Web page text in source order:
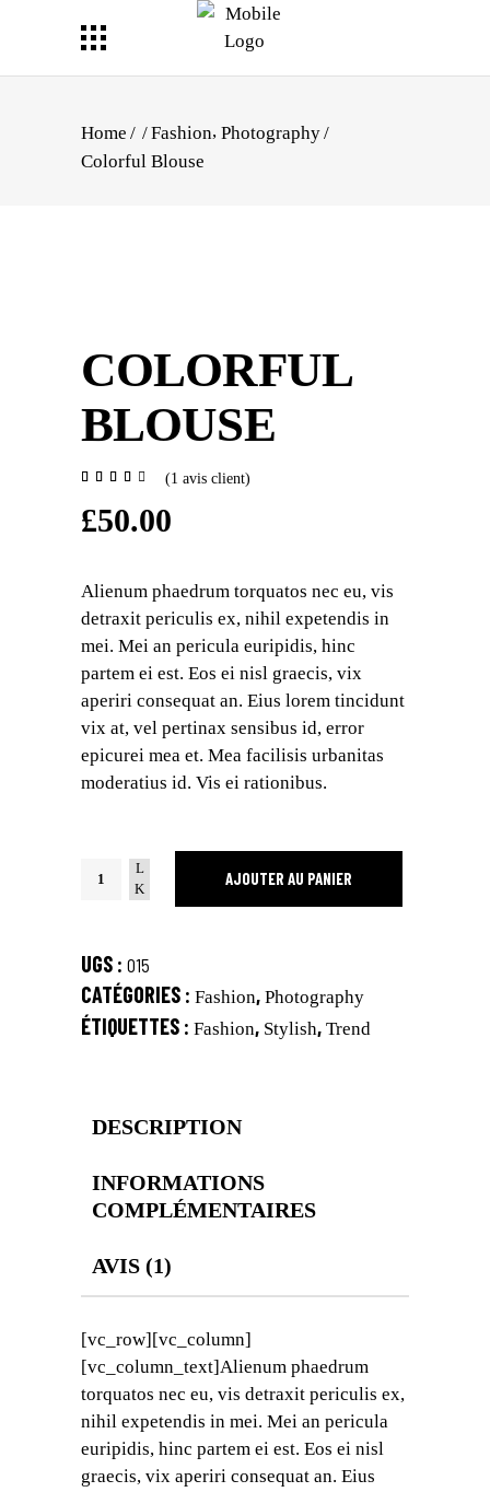
Home / /Fashion, Photography/
Colorful Blouse
COLORFUL
BLOUSE
Noté
5
basé
(1 avis client)
£50.00
Alienum phaedrum torquatos nec eu, vis
detraxit periculis ex, nihil expetendis in
mei. Mei an pericula euripidis, hinc
partem ei est. Eos ei nisl graecis, vix
aperiri consequat an. Eius lorem tincidunt
vix at, vel pertinax sensibus id, error
epicurei mea et. Mea facilisis urbanitas
moderatius id. Vis ei rationibus.
Colorful
Blouse
AJOUTER AU PANIER
UGS : 015
CATÉGORIES : Fashion, Photography
ÉTIQUETTES : Fashion, Stylish, Trend
DESCRIPTION
INFORMATIONS
COMPLÉMENTAIRES
AVIS (1)
[vc_row][vc_column]
[vc_column_text]Alienum phaedrum
torquatos nec eu, vis detraxit periculis ex,
nihil expetendis in mei. Mei an pericula
euripidis, hinc partem ei est. Eos ei nisl
graecis, vix aperiri consequat an. Eius